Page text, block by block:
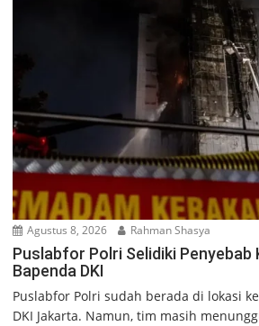
Agustus 8, 2026 Rahman Shasya
Puslabfor Polri Selidiki Penyebab
Bapenda DKI
Puslabfor Polri sudah berada di lokasi
DKI Jakarta. Namun, tim masih